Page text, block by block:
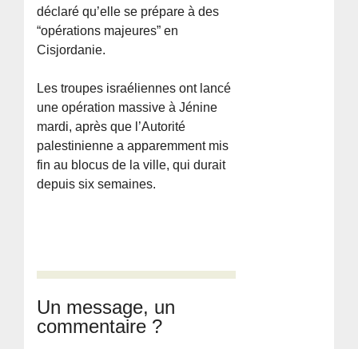
déclaré qu’elle se prépare à des
“opérations majeures” en
Cisjordanie.
Les troupes israéliennes ont lancé
une opération massive à Jénine
mardi, après que l’Autorité
palestinienne a apparemment mis
fin au blocus de la ville, qui durait
depuis six semaines.
Un message, un
commentaire ?